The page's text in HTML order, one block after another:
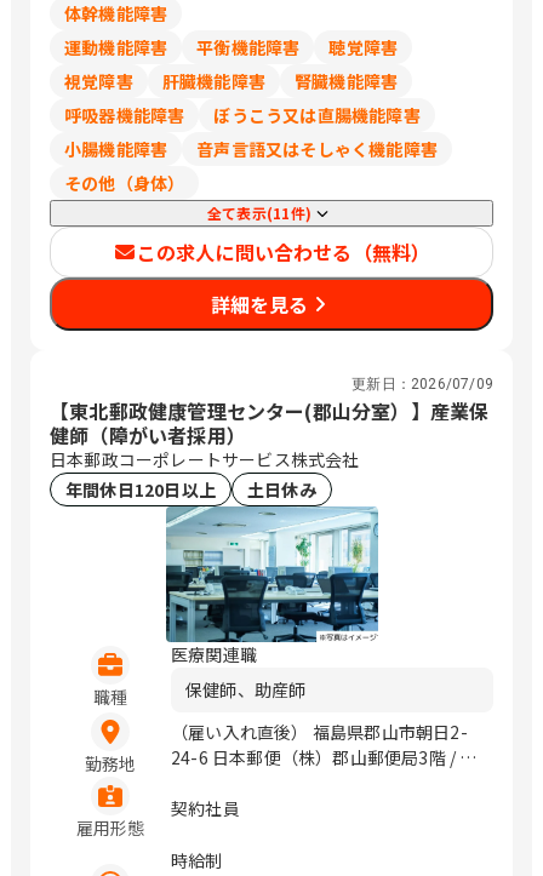
町1丁目16-3 （SAISHOビル2階） 千葉
県千葉市中央区問屋町1-35 （千葉ポー
町1-3-1 Face13階 （ご予約制） 千葉県
流山市おおたかの森西1-2-3 （アゼリア
テラス9階） 東京都豊島区西池袋1-11-1
（メトロポリタンプラザビル11階） 東
京都新宿区西新宿3-6-11 （西新宿KSビ
ル1F） 東京都港区南青山2-26-1 （D－
LIFEPLACE南青山1階） 東京都立川市曙
町2-37-7 （コアシティ立川1F） 神奈川
県横浜市西区みなとみらい3-7-1
神奈川県横浜市西区みなとみらい4-4-5
（横浜アイマークプレイス4階） 神奈川
県海老名市めぐみ町2番2号 （ViNA
GARDENS OFFICE 14階） 神奈川県藤沢
市辻堂神台2-2-1 （アイクロス湘南9
階） 新潟県新潟市中央区上所中1-7-23
石川県金沢市鞍月4丁目125 山梨県甲府
市上石田3-6-38 長野県松本市渚二丁目4
番31号（2F） 岐阜県岐阜市市橋3丁目4
番8号 静岡県静岡市駿河区稲川二丁目1-
1 （伊伝静岡駅南ビル6F） 愛知県名古
屋市中区栄3-18-1 （ナディアパークビ
ジネスセンタービル16F） 愛知県名古屋
ネスセンタービル16F） 愛知県豊橋市曙
町松並101番地206 愛知県岡崎市唐沢町
ビル10F） 滋賀県草津市渋川1丁目3番4
東町14番25号 （上野第Ⅶビル 3階） 京
体幹機能障害
運動機能障害
平衡機能障害
聴覚障害
視覚障害
肝臓機能障害
腎臓機能障害
呼吸器機能障害
ぼうこう又は直腸機能障害
小腸機能障害
音声言語又はそしゃく機能障害
その他（身体）
全て表示(11件)
この求人に問い合わせる（無料）
詳細を見る
更新日： 2026/07/09
【東北郵政健康管理センター(郡山分室）】産業保
健師（障がい者採用）
日本郵政コーポレートサービス株式会社
年間休日120日以上
土日休み
職種
医療関連職
保健師、助産師
勤務地
（雇い入れ直後） 福島県郡山市朝日2-
24-6 日本郵便（株）郡山郵便局3階 / 郡
雇用形態
契約社員
時給制